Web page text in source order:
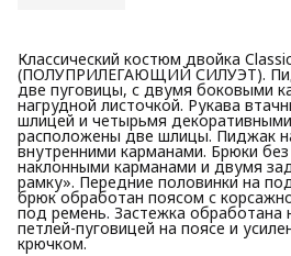
Классический костюм двойка
(ПОЛУПРИЛЕГАЮЩИЙ СИЛУЭТ).
две пуговицы, с двумя боковыми
нагрудной листочкой. Рукава
шлицей и четырьмя
расположены две шлицы. Пиджак
внутренними карманами. Брюки
наклонными карманами и двумя
рамку». Передние половинки на
брюк обработан поясом с
под ремень. Застежка обработана
петлей-пуговицей на поясе и
крючком.